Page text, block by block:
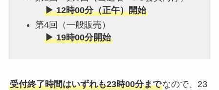
▶ 12時00分（正午）開始
第4回（一般販売）
▶ 19時00分開始
受付終了時間はいずれも23時00分までなので、23